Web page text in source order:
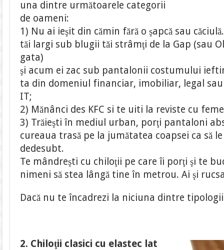
una dintre următoarele categorii
de oameni:
1) Nu ai ieşit din cămin fără o şapcă sau
tăi largi sub blugii tăi strâmţi de la Gap (sau
gata)
şi acum ei zac sub pantalonii costumului
ta din domeniul financiar, imobiliar, legal
IT;
2) Mănânci des KFC si te uiti la reviste cu
3) Trăieşti în mediul urban, porţi pantaloni
cureaua trasă pe la jumătatea coapsei ca să
dedesubt.
Te mândreşti cu chiloţii pe care îi porţi şi te
nimeni să stea lângă tine în metrou. Ai şi
Dacă nu te încadrezi la niciuna dintre
2. Chiloţii clasici cu elastec lat